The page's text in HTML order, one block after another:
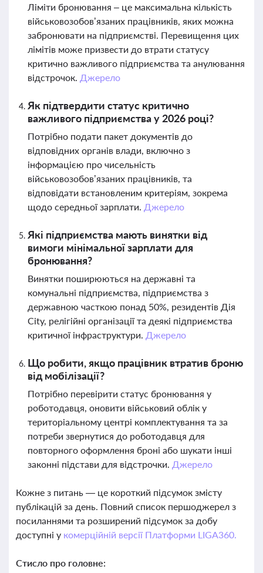
Ліміти бронювання – це максимальна кількість
військовозобов’язаних працівників, яких можна
забронювати на підприємстві. Перевищення цих
лімітів може призвести до втрати статусу
критично важливого підприємства та анулювання
відстрочок. Джерело
Як підтвердити статус критично
важливого підприємства у 2026 році?
Потрібно подати пакет документів до
відповідних органів влади, включно з
інформацією про чисельність
військовозобов’язаних працівників, та
відповідати встановленим критеріям, зокрема
щодо середньої зарплати. Джерело
Які підприємства мають винятки від
вимоги мінімальної зарплати для
бронювання?
Винятки поширюються на державні та
комунальні підприємства, підприємства з
державною часткою понад 50%, резидентів Дія
City, релігійні організації та деякі підприємства
критичної інфраструктури. Джерело
Що робити, якщо працівник втратив броню
від мобілізації?
Потрібно перевірити статус бронювання у
роботодавця, оновити військовий облік у
територіальному центрі комплектування та за
потреби звернутися до роботодавця для
повторного оформлення броні або шукати інші
законні підстави для відстрочки. Джерело
Кожне з питань — це короткий підсумок змісту
публікацій за день. Повний список першоджерел з
посиланнями та розширений підсумок за добу
доступні у комерційній версії Платформи LIGA360.
Стисло про головне: